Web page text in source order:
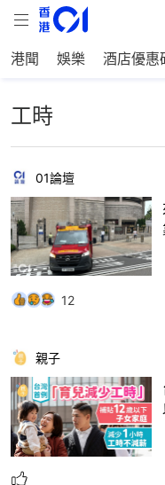
港聞 娛樂 酒店優惠
工時
01論壇
12
親子